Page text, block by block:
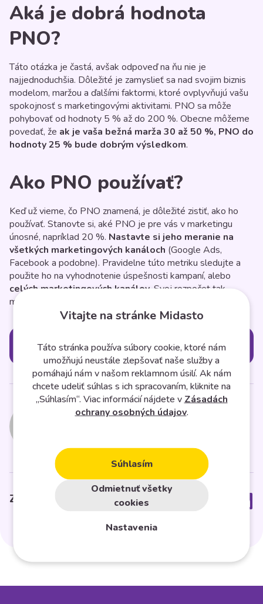
Aká je dobrá hodnota
PNO?
Táto otázka je častá, avšak odpoveď na ňu nie je
najjednoduchšia. Dôležité je zamyslieť sa nad svojim biznis
modelom, maržou a ďalšími faktormi, ktoré ovplyvňujú vašu
spokojnosť s marketingovými aktivitami. PNO sa môže
pohybovať od hodnoty 5 % až do 200 %. Obecne môžeme
povedať, že ak je vaša bežná marža 30 až 50 %, PNO do
hodnoty 25 % bude dobrým výsledkom.
Ako PNO používať?
Keď už vieme, čo PNO znamená, je dôležité zistiť, ako ho
používať. Stanovte si, aké PNO je pre vás v marketingu
únosné, napríklad 20 %. Nastavte si jeho meranie na
všetkých marketingových kanáloch (Google Ads,
Facebook a podobne). Pravidelne túto metriku sledujte a
použite ho na vyhodnotenie úspešnosti kampaní, alebo
celých marketingových kanálov. Svoj rozpočet tak
môžete presunúť na kanály, ktoré sú ziskovejšie.
Kategórie
Midasto
Zdielať článok
Vitajte na stránke Midasto
Táto stránka používa súbory cookie, ktoré nám
umožňujú neustále zlepšovať naše služby a
pomáhajú nám v našom reklamnom úsilí. Ak nám
chcete udeliť súhlas s ich spracovaním, kliknite na
„Súhlasím“. Viac informácií nájdete v Zásadách
ochrany osobných údajov.
Súhlasím
Odmietnuť všetky
cookies
Nastavenia